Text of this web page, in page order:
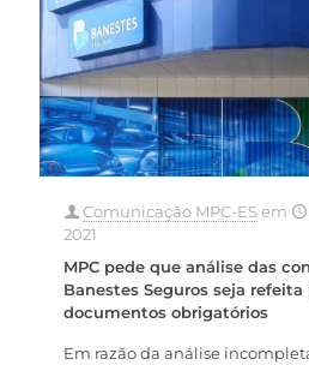
Comunicação MPC-ESem
2021
MPC pede que análise das
Banestes Seguros seja
documentos obrigatórios
Em razão da análise